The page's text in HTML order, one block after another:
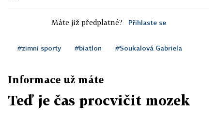
Máte již předplatné? Přihlaste se
#zimní sporty #biatlon #Soukalová Gabriela
Informace už máte
Teď je čas procvičit mozek